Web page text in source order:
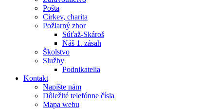
Pošta
Cirkev, charita
Požiarný zbor
Súťaž-Skároš
Náš 1. zásah
Školstvo
Služby
Podnikatelia
Kontakt
Napíšte nám
Dôležité telefónne čísla
Mapa webu